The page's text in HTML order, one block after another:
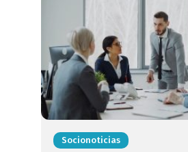
Socionoticias